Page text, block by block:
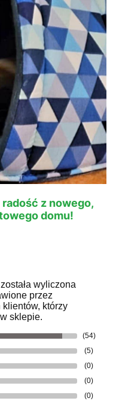
z nowego,
domu!
wyliczona
przez
którzy
sklepie.
(54)
(5)
(0)
(0)
(0)